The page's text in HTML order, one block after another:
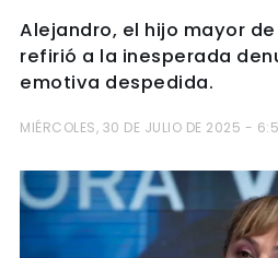
Alejandro, el hijo mayor
refirió a la inesperada
emotiva despedida.
MIÉRCOLES, 30 DE JULIO DE 2025 -